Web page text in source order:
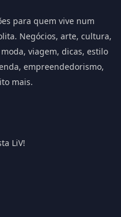
para quem vive num
Negócios, arte, cultura,
viagem, dicas, estilo
empreendedorismo,
mais.
LiV!